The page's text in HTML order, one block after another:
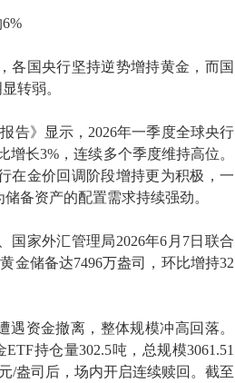
各国央行坚持逆势增持黄金，而国
转弱。
告》显示，2026年一季度全球央行
增长3%，连续多个季度维持高位。
在金价回调阶段增持更为积极，一
备资产的配置需求持续强劲。
国家外汇管理局2026年6月7日联合
金储备达7496万盎司，环比增持32
资金撤离，整体规模冲高回落。
持仓量302.5吨，总规模3061.51
/盎司后，场内开启连续赎回。截至